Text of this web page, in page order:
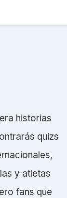
historias
quizs
y atletas
fans que